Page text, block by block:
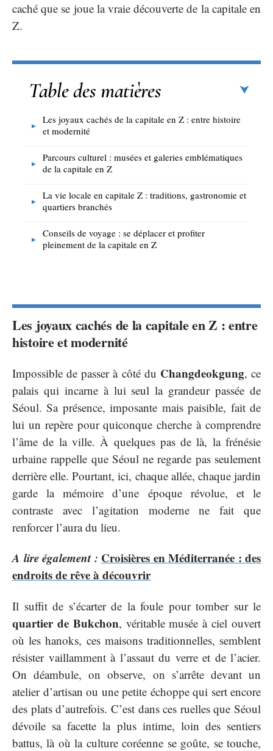
caché que se joue la vraie découverte de la capitale en
Z.
Table des matières
Les joyaux cachés de la capitale en Z : entre histoire
et modernité
Parcours culturel : musées et galeries emblématiques
de la capitale en Z
La vie locale en capitale Z : traditions, gastronomie et
quartiers branchés
Conseils de voyage : se déplacer et profiter
pleinement de la capitale en Z
Les joyaux cachés de la capitale en Z : entre
histoire et modernité
Impossible de passer à côté du Changdeokgung, ce
palais qui incarne à lui seul la grandeur passée de
Séoul. Sa présence, imposante mais paisible, fait de
lui un repère pour quiconque cherche à comprendre
l’âme de la ville. À quelques pas de là, la frénésie
urbaine rappelle que Séoul ne regarde pas seulement
derrière elle. Pourtant, ici, chaque allée, chaque jardin
garde la mémoire d’une époque révolue, et le
contraste avec l’agitation moderne ne fait que
renforcer l’aura du lieu.
A lire également : Croisières en Méditerranée : des
endroits de rêve à découvrir
Il suffit de s’écarter de la foule pour tomber sur le
quartier de Bukchon, véritable musée à ciel ouvert
où les hanoks, ces maisons traditionnelles, semblent
résister vaillamment à l’assaut du verre et de l’acier.
On déambule, on observe, on s’arrête devant un
atelier d’artisan ou une petite échoppe qui sert encore
des plats d’autrefois. C’est dans ces ruelles que Séoul
dévoile sa facette la plus intime, loin des sentiers
battus, là où la culture coréenne se goûte, se touche,